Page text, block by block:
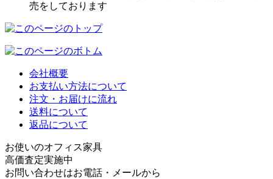
売をしております
会社概要
お支払い方法について
注文・お届けに流れ
送料について
返品について
お使いのオフィス家具
高価査定実施中
お問い合わせはお電話・メールから